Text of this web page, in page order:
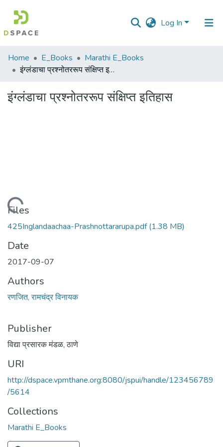
Log In
Communities
&
All of DSpace
Home E_Books
Marathi E_Books
इंग्लंडाचा प्रश्नोतररूप संक्षिप्त इतिहास
इंग्लंडाचा प्रश्नोतररूप संक्षिप्त इतिहास
Loading...
Files
425Inglandaachaa-Prashnottararupa.pdf(1.38 MB)
Date
2017-09-07
Authors
रणजित, रामचंद्र विनायक
Publisher
विद्या प्रसारक मंडळ, ठाणे
URI
http://dspace.vpmthane.org:8080/jspui/handle/123456789
/5614
Collections
Marathi E_Books